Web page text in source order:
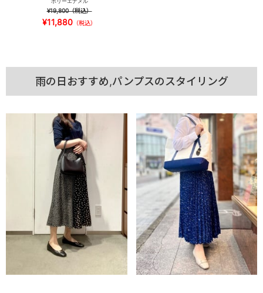
ボリーエナメル
¥19,800（税込）
¥11,880 （税込）
雨の日おすすめ,パンプスのスタイリング